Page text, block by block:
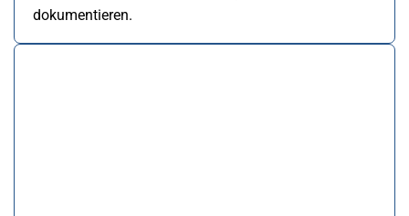
dokumentieren.